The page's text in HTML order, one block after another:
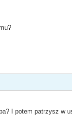
I potem patrzysz w